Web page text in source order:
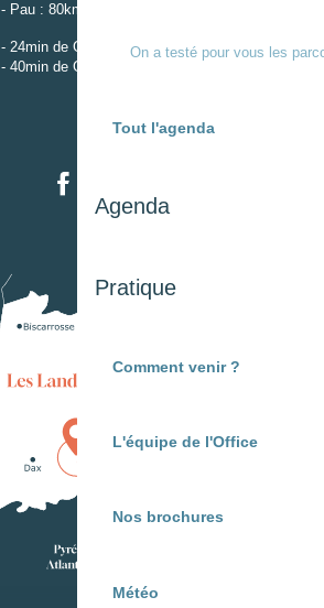
On a testé pour vous les
Tout l'agenda
Agenda
Pratique
Comment venir ?
L'équipe de l'Office
Nos brochures
Météo
- Pau : 80km
- 24min de Gare de Dax
- 40min de Gare de Mont-de-Marsan